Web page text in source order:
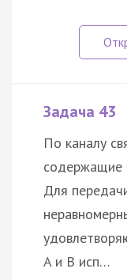
Задача 43
По каналу
содержащие
Для
A и B исп…